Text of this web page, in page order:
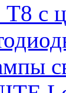
T8 с